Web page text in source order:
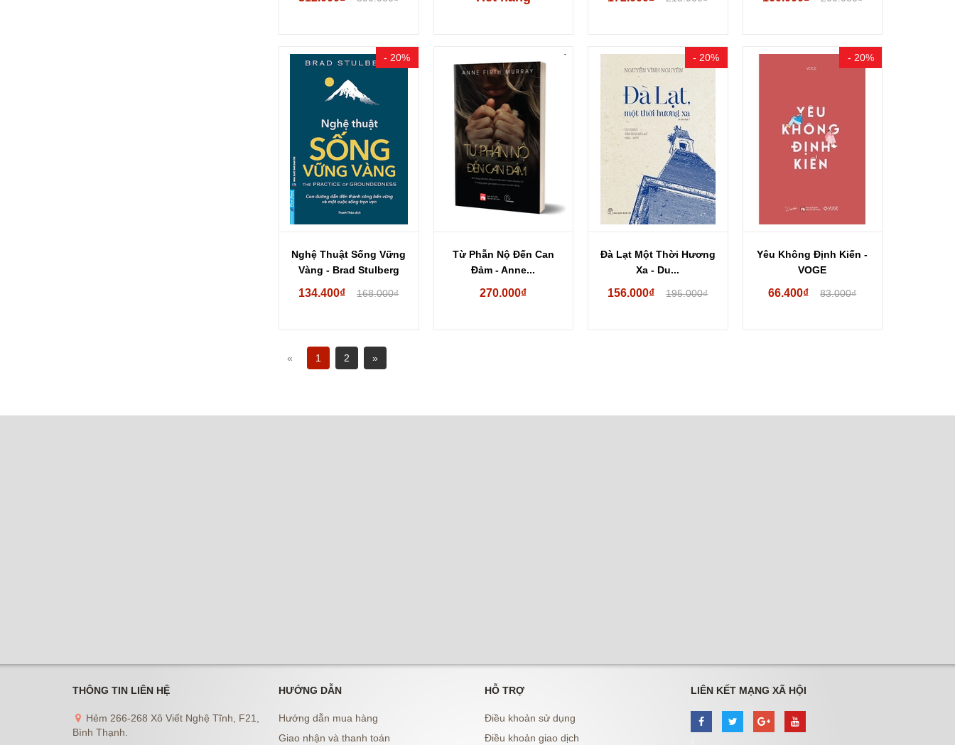
- 20%
Nghệ Thuật Sống Vững
Vàng - Brad Stulberg
134.400₫ 168.000₫
Từ Phẫn Nộ Đến Can
Đảm - Anne...
270.000₫
- 20%
Đà Lạt Một Thời Hương
Xa - Du...
156.000₫ 195.000₫
- 20%
Yêu Không Định Kiến -
VOGE
66.400₫ 83.000₫
« 1 2 »
THÔNG TIN LIÊN HỆ
Hẻm 266-268 Xô Viết Nghệ Tĩnh, F21,
Bình Thạnh.
HƯỚNG DẪN
Hướng dẫn mua hàng
Giao nhận và thanh toán
HỖ TRỢ
Điều khoản sử dụng
Điều khoản giao dịch
LIÊN KẾT MẠNG XÃ HỘI